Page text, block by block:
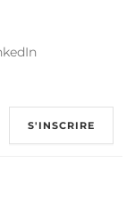
S'INSCRIRE